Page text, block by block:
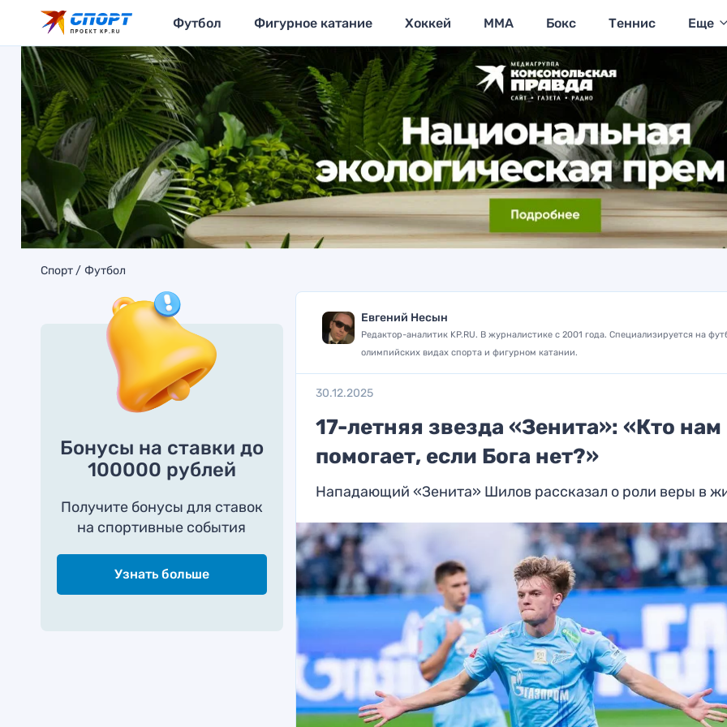
Футбол Фигурное катание Хоккей MMA Бокс Теннис Еще
Спорт Футбол
Бонусы на ставки до
100000 рублей
Получите бонусы для ставок
на спортивные события
Узнать больше
Евгений Несын
Редактор-аналитик KP.RU. В журналистике с 2001 года. Специализируется на
олимпийских видах спорта и фигурном катании.
30.12.2025
17-летняя звезда «Зенита»: «Кто нам
помогает, если Бога нет?»
Нападающий «Зенита» Шилов рассказал о роли веры в